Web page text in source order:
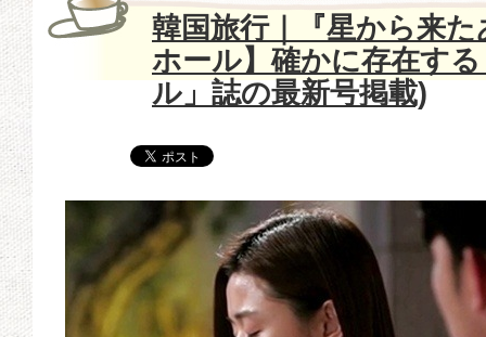
韓国旅行｜『星から来
ホール】確かに存在す
ル」誌の最新号掲載)